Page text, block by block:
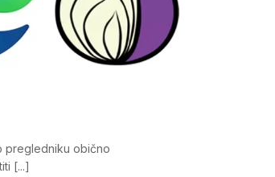
pregledniku obično
[...]